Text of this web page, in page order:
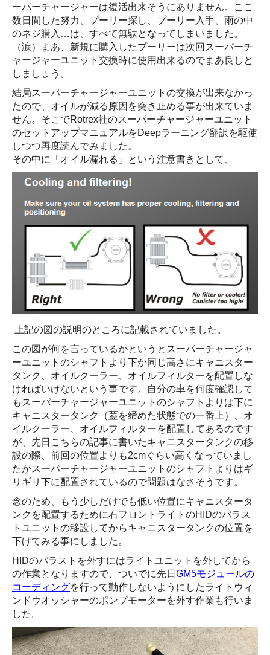
ーパーチャージャーは復活出来そうにありません。ここ
数日間した努力、プーリー探し、プーリー入手、雨の中
のネジ購入…は、すべて無駄となってしまいました。
（涙）まあ、新規に購入したプーリーは次回スーパーチ
ャージャーユニット交換時に使用出来るのでまあ良しと
しましょう。
結局スーパーチャージャーユニットの交換が出来なかっ
たので、オイルが減る原因を突き止める事が出来ていま
せん。そこでRotrex社のスーパーチャージャーユニット
のセットアップマニュアルをDeepラーニング翻訳を駆使
しつつ再度読んでみました。
その中に「オイル漏れる」という注意書きとして、
上記の図の説明のところに記載されていました。
この図が何を言っているかというとスーパーチャージャ
ーユニットのシャフトより下か同じ高さにキャニスター
タンク、オイルクーラー、オイルフィルターを配置しな
ければいけないという事です。自分の車を何度確認して
もスーパーチャージャーユニットのシャフトよりは下に
キャニスタータンク（蓋を締めた状態での一番上）、オ
イルクーラー、オイルフィルターを配置してあるのです
が、先日こちらの記事に書いたキャニスタータンクの移
設の際、前回の位置よりも2cmぐらい高くなっていまし
たがスーパーチャージャーユニットのシャフトよりはギ
リギリ下に配置されているので問題はなさそうです。
念のため、もう少しだけでも低い位置にキャニスタータ
ンクを配置するために右フロントライトのHIDのバラス
トユニットの移設してからキャニスタータンクの位置を
下げてみる事にしました。
HIDのバラストを外すにはライトユニットを外してから
の作業となりますので、ついでに先日 GM5モジュールの
コーディングを行って動作しないようにしたライトウィ
ンドウオッシャーのポンプモーターを外す作業も行いま
した。